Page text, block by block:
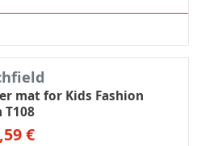
mat for Kids Fashion
T108
€